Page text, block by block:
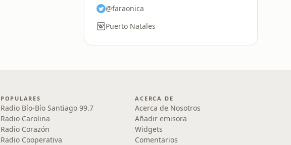
@faraonica
Puerto Natales
POPULARES
Radio Bío-Bío Santiago 99.7
Radio Carolina
Radio Corazón
Radio Cooperativa
ACERCA DE
Acerca de Nosotros
Añadir emisora
Widgets
Comentarios